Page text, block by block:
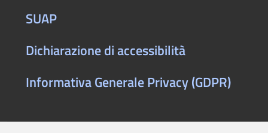
SUAP
Dichiarazione di accessibilità
Informativa Generale Privacy (GDPR)